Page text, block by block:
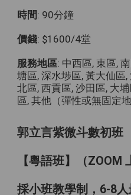
時間: 90分鐘
價錢: $1600/4堂
服務地區: 中西區, 東區,
塘區, 深水埗區, 黃大仙區
北區, 西貢區, 沙田區, 大
區, 其他（彈性或無固定地
郭立言紫微斗數初班
【粵語班】（ZOOM
採小班教學制，6-8